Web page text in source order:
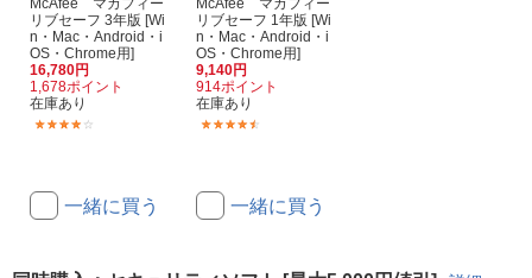
McAfee マカフィー
リブセーフ 3年版 [Wi
n・Mac・Android・i
OS・Chrome用]
16,780円
1,678ポイント
在庫あり
一緒に買う
McAfee マカフィー
リブセーフ 1年版 [Wi
n・Mac・Android・i
OS・Chrome用]
9,140円
914ポイント
在庫あり
一緒に買う